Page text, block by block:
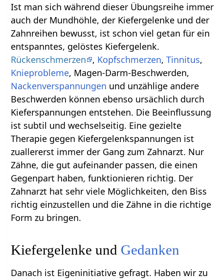
Ist man sich während dieser Übungsreihe immer
auch der Mundhöhle, der Kiefergelenke und der
Zahnreihen bewusst, ist schon viel getan für ein
entspanntes, gelöstes Kiefergelenk.
Rückenschmerzen
, Kopfschmerzen,Tinnitus,
Knieprobleme, Magen-Darm-Beschwerden,
Nackenverspannungen und unzählige andere
Beschwerden können ebenso ursächlich durch
Kieferspannungen entstehen. Die Beeinflussung
ist subtil und wechselseitig. Eine gezielte
Therapie gegen Kiefergelenkspannungen ist
zuallererst immer der Gang zum Zahnarzt. Nur
Zähne, die gut aufeinander passen, die einen
Gegenpart haben, funktionieren richtig. Der
Zahnarzt hat sehr viele Möglichkeiten, den Biss
richtig einzustellen und die Zähne in die richtige
Form zu bringen.
Kiefergelenke und Gedanken
Danach ist Eigeninitiative gefragt. Haben wir zu